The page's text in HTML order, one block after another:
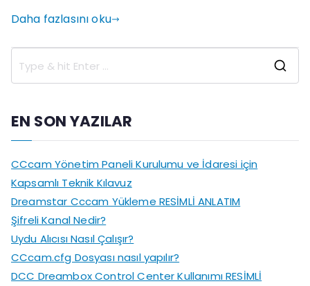
Daha fazlasını oku
EN SON YAZILAR
CCcam Yönetim Paneli Kurulumu ve İdaresi için
Kapsamlı Teknik Kılavuz
Dreamstar Cccam Yükleme RESİMLİ ANLATIM
Şifreli Kanal Nedir?
Uydu Alıcısı Nasıl Çalışır?
CCcam.cfg Dosyası nasıl yapılır?
DCC Dreambox Control Center Kullanımı RESİMLİ